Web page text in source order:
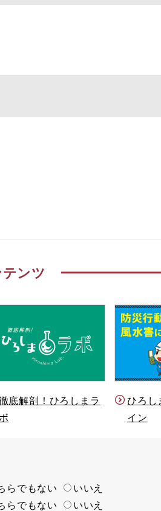
ンツ
底解剖！ひろしまラ
ひろし
イン
らでもない
いいえ
らでもない いいえ